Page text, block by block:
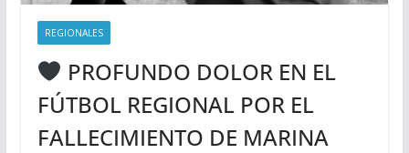
REGIONALES
PROFUNDO DOLOR EN EL
FÚTBOL REGIONAL POR EL
FALLECIMIENTO DE MARINA